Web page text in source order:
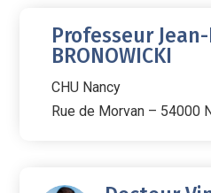
Professeur
BRONOWICKI
CHU Nancy
Rue de Morvan – 54000